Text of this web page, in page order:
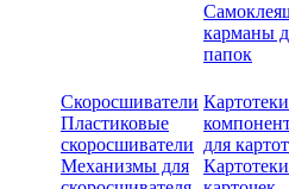
карманы
папок
Скоросшиватели
Пластиковые
скоросшиватели
Механизмы для
для